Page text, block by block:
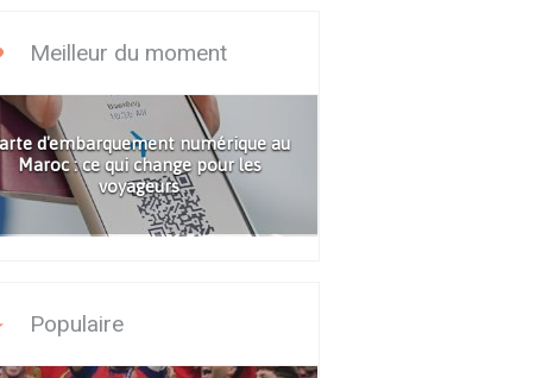
Meilleur du moment
d'embarquement numérique au
Maroc : ce qui change pour les
voyageurs
Populaire